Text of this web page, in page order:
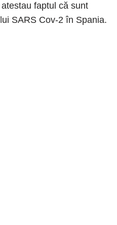
faptul că sunt
SARS Cov-2 în Spania.